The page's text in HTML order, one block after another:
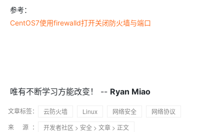
参考：
CentOS7使用firewalld打开关闭防火墙与端口
唯有不断学习方能改变！ -- Ryan Miao
文章标签： 云防火墙 Linux 网络安全
网络协议
来 源：
开发者社区 > 安全 > 文章 > 正文